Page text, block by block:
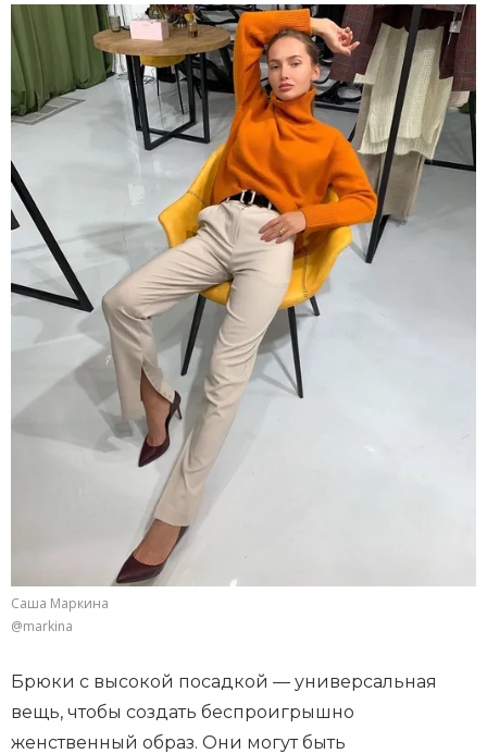
Саша Маркина
@markina
Брюки с высокой посадкой — универсальная
вещь, чтобы создать беспроигрышно
женственный образ. Они могут быть